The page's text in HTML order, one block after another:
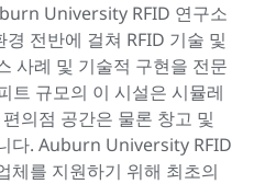
University RFID 연구소
전반에 걸쳐 RFID 기술 및
사례 및 기술적 구현을 전문
트 규모의 이 시설은 시뮬레
의점 공간은 물론 창고 및
다. Auburn University RFID
체를 지원하기 위해 최초의